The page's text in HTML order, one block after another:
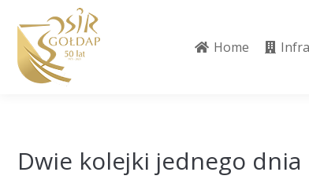
Home
Dwie kolejki jednego dnia
Home